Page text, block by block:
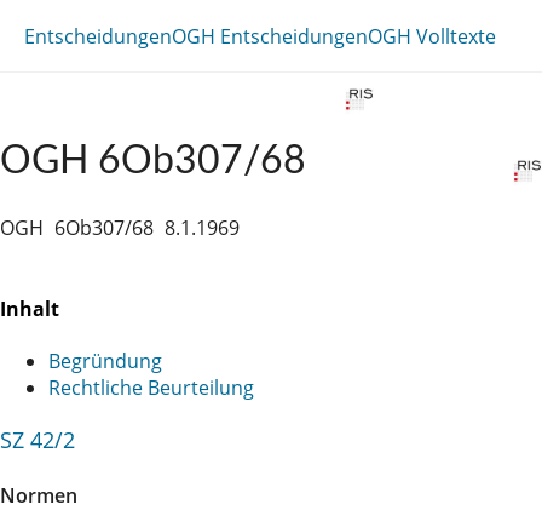
EntscheidungenOGH EntscheidungenOGH Volltexte
OGH 6Ob307/68
OGH 6Ob307/68 8.1.1969
Inhalt
Begründung
Rechtliche Beurteilung
SZ 42/2
Normen